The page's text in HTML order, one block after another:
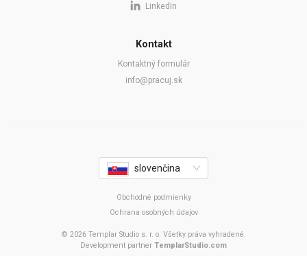
LinkedIn
Kontakt
Kontaktný formulár
info@pracuj.sk
© 2026 Templar Studio s. r. o. Všetky práva vyhradené.
Development partner TemplarStudio.com
slovenčina
Obchodné podmienky
Ochrana osobných údajov